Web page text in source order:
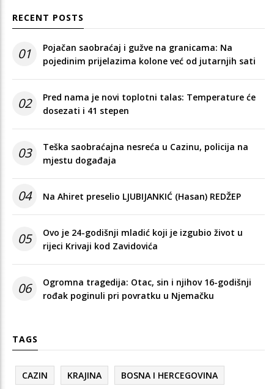
RECENT POSTS
01
Pojačan saobraćaj i gužve na granicama: Na
pojedinim prijelazima kolone već od jutarnjih sati
02
Pred nama je novi toplotni talas: Temperature će
dosezati i 41 stepen
03
Teška saobraćajna nesreća u Cazinu, policija na
mjestu događaja
04 Na Ahiret preselio LJUBIJANKIĆ (Hasan) REDŽEP
05
Ovo je 24-godišnji mladić koji je izgubio život u
rijeci Krivaji kod Zavidovića
06
Ogromna tragedija: Otac, sin i njihov 16-godišnji
rođak poginuli pri povratku u Njemačku
TAGS
CAZIN KRAJINA BOSNA I HERCEGOVINA